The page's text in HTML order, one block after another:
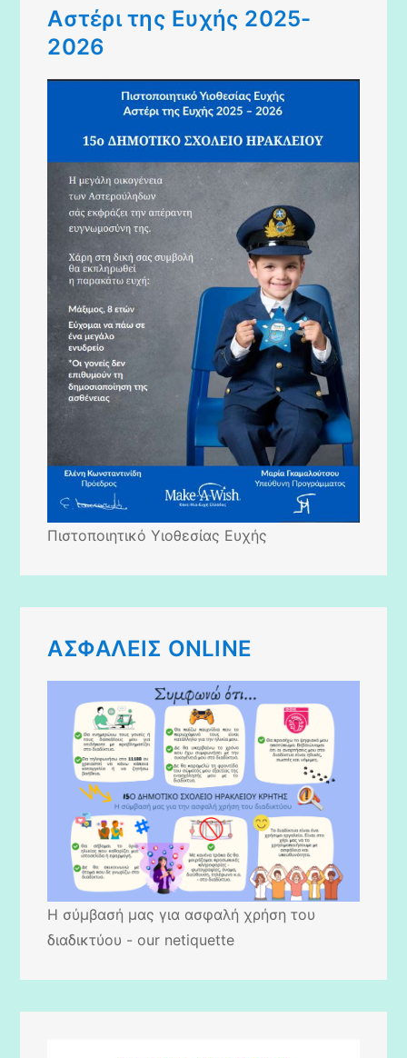
Αστέρι της Ευχής 2025-
2026
Πιστοποιητικό Υιοθεσίας Ευχής
AΣΦΑΛΕΙΣ ONLINE
Η σύμβασή μας για ασφαλή χρήση του
διαδικτύου - our netiquette